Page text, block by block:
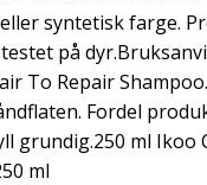
syntetisk farge.
på
To Repair
Fordel
grundig.250 ml Ikoo
ml